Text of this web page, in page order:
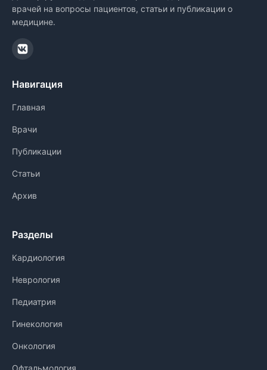
врачей на вопросы пациентов, статьи и публикации о
медицине.
Навигация
Главная
Врачи
Публикации
Статьи
Архив
Разделы
Кардиология
Неврология
Педиатрия
Гинекология
Онкология
Офтальмология